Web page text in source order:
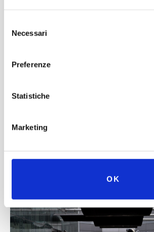
delNecessari
Preferenze
Statistiche
Marketing
OK